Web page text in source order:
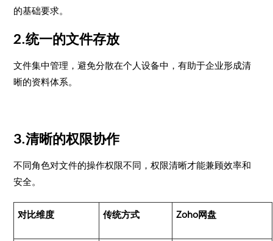
的基础要求。
2.统一的文件存放
文件集中管理，避免分散在个人设备中，有助于企业形成清
晰的资料体系。
3.清晰的权限协作
不同角色对文件的操作权限不同，权限清晰才能兼顾效率和
安全。
对比维度 传统方式 Zoho网盘